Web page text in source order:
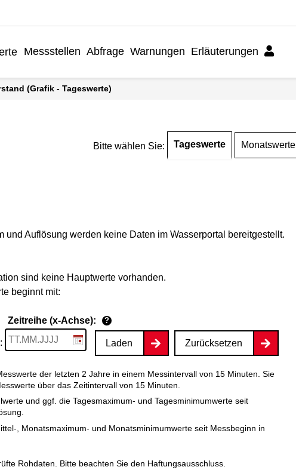
Messstellen Abfrage Warnungen Erläuterungen
(Grafik - Tageswerte)
Bitte wählen Sie: Tageswerte Monatswerte
und Auflösung werden keine Daten im Wasserportal bereitgestellt.
sind keine Hauptwerte vorhanden.
beginnt mit:
Zeitreihe (x-Achse): ?
Laden Zurücksetzen
der letzten 2 Jahre in einem Messintervall von 15 Minuten. Sie
über das Zeitintervall von 15 Minuten.
und ggf. die Tagesmaximum- und Tagesminimumwerte seit
, Monatsmaximum- und Monatsminimumwerte seit Messbeginn in
Rohdaten. Bitte beachten Sie den Haftungsausschluss.